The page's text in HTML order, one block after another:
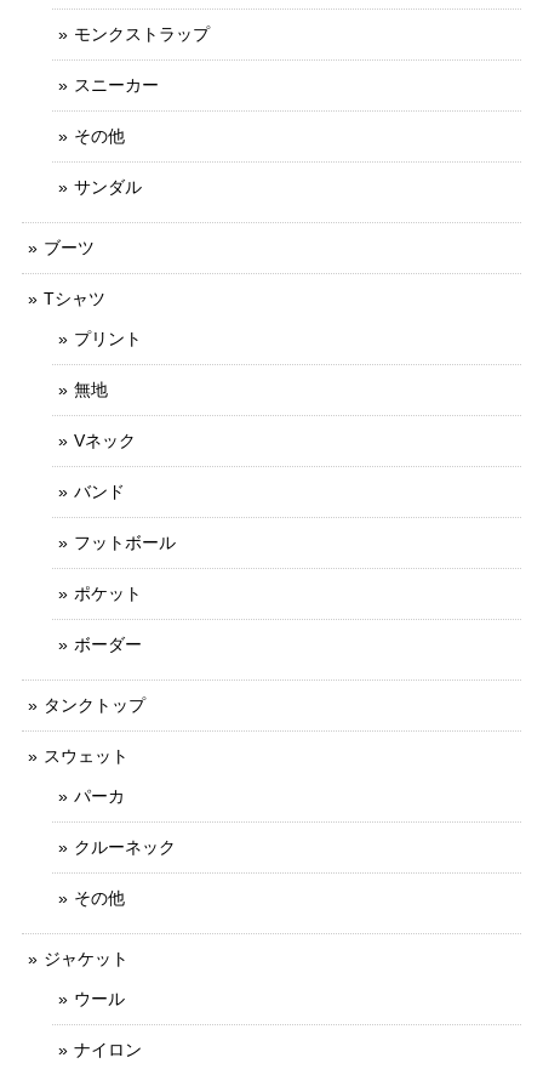
モンクストラップ
スニーカー
その他
サンダル
ブーツ
Tシャツ
プリント
無地
Vネック
バンド
フットボール
ポケット
ボーダー
タンクトップ
スウェット
パーカ
クルーネック
その他
ジャケット
ウール
ナイロン